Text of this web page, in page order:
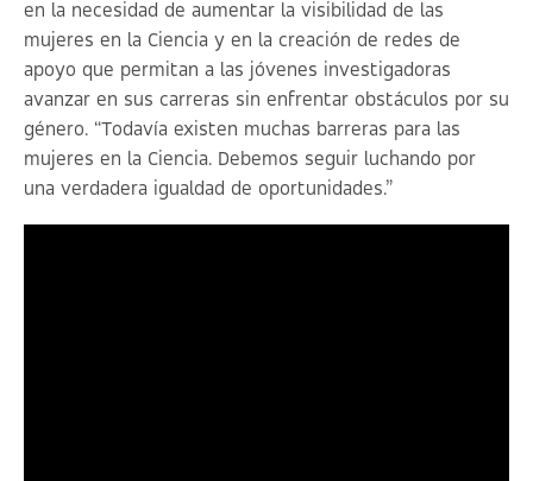
en la necesidad de aumentar la visibilidad de las
mujeres en la Ciencia y en la creación de redes de
apoyo que permitan a las jóvenes investigadoras
avanzar en sus carreras sin enfrentar obstáculos por su
género. “Todavía existen muchas barreras para las
mujeres en la Ciencia. Debemos seguir luchando por
una verdadera igualdad de oportunidades.”